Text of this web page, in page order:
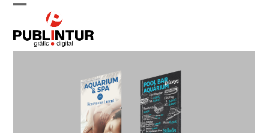
Skip
content
mobile
Close
mobile